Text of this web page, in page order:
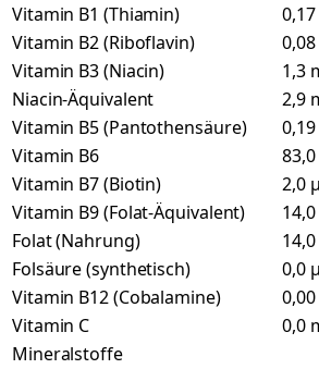
Vitamin B1 (Thiamin)
Vitamin B2 (Riboflavin)
Vitamin B3 (Niacin)
1,3
Niacin-Äquivalent
2,9
Vitamin B5 (Pantothensäure)
Vitamin B6
Vitamin B7 (Biotin)
2,0
Vitamin B9 (Folat-Äquivalent)
Folat (Nahrung)
Folsäure (synthetisch)
0,0
Vitamin B12 (Cobalamine)
Vitamin C
0,0
Mineralstoffe